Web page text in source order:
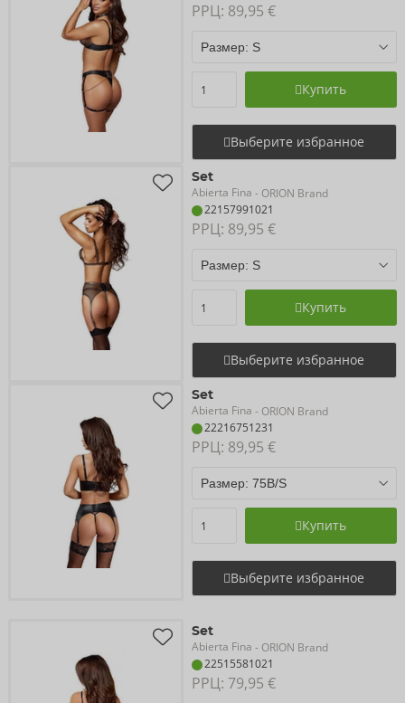
РРЦ: 89,95 €
Купить
Выберите избранное
Set
Abierta Fina - ORION Brand
22157991021
РРЦ: 89,95 €
Купить
Выберите избранное
Set
Abierta Fina - ORION Brand
22216751231
РРЦ: 89,95 €
Купить
Выберите избранное
Set
Abierta Fina - ORION Brand
22515581021
РРЦ: 79,95 €